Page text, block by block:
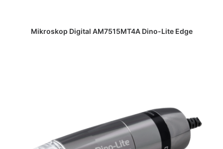
DAPATKAN PENAWARAN HARGA
Mikroskop Digital AM7515MT4A Dino-Lite Edge